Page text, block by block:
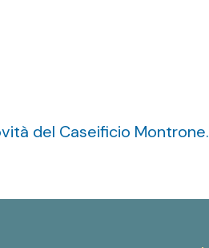
del Caseificio Montrone.